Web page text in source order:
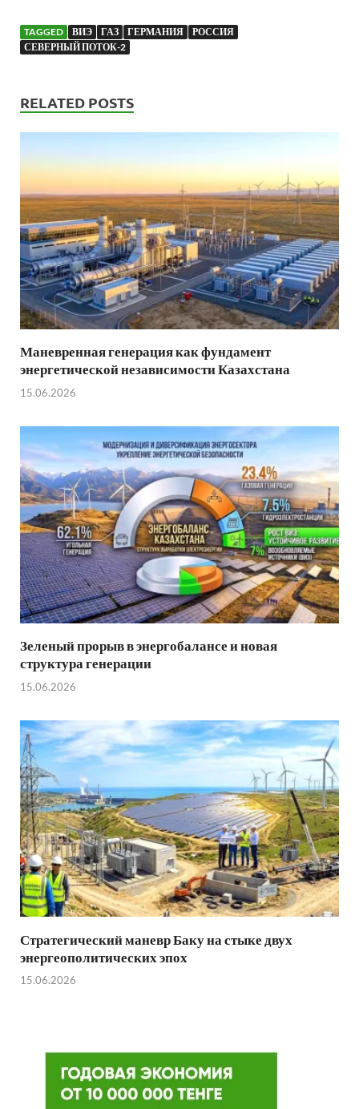
TAGGED ВИЭ ГАЗ ГЕРМАНИЯ
РОССИЯ
СЕВЕРНЫЙ ПОТОК-2
RELATED POSTS
Маневренная генерация как фундамент
энергетической независимости Казахстана
15.06.2026
Зеленый прорыв в энергобалансе и новая
структура генерации
15.06.2026
Стратегический маневр Баку на стыке двух
энергеополитических эпох
15.06.2026